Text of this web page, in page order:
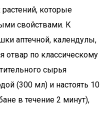
которые
свойствами. К
аптечной, календулы,
отвар по классическому
сырья
(300 мл) и настоять 10
в течение 2 минут),